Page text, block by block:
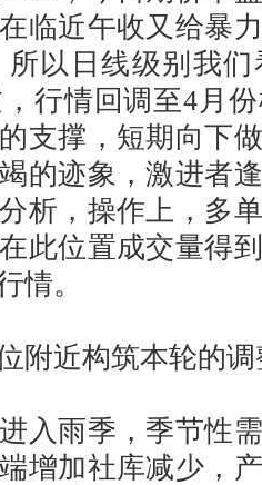
临近午收又给暴
以日线级别我
行情回调至4月
支撑，短期向下
的迹象，激进者
析，操作上，多
此位置成交量得
情。
近构筑本轮的调
雨季，季节性需
增加社库减少，